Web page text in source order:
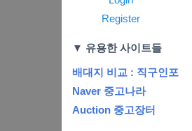
Register
▼ 유용한 사이트들
배대지 비교 : 직구인포
Naver 중고나라
Auction 중고장터